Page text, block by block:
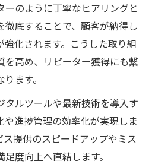
のように丁寧なヒアリングと
底することで、顧客が納得し
化されます。こうした取り組
を高め、リピーター獲得にも繋
ます。
タルツールや最新技術を導入す
や進捗管理の効率化が実現しま
提供のスピードアップやミス
度向上へ直結します。